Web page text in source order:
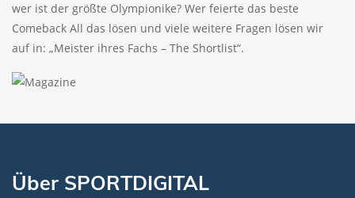
wer ist der größte Olympionike? Wer feierte das beste
Comeback All das lösen und viele weitere Fragen lösen wir
auf in: „Meister ihres Fachs – The Shortlist“.
Über SPORTDIGITAL